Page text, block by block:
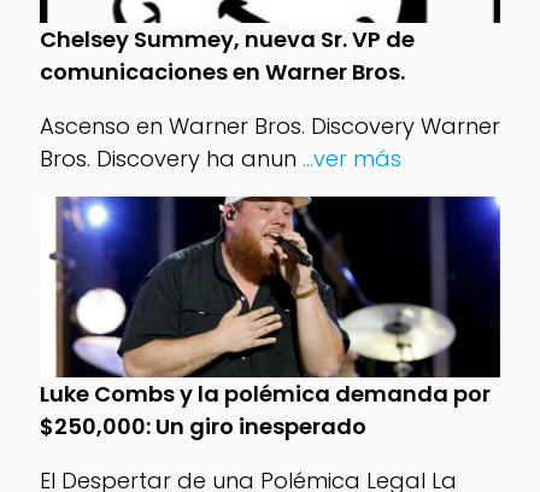
Chelsey Summey, nueva Sr. VP de
comunicaciones en Warner Bros.
Ascenso en Warner Bros. Discovery Warner
Bros. Discovery ha anun ...ver más
Luke Combs y la polémica demanda por
$250,000: Un giro inesperado
El Despertar de una Polémica Legal La